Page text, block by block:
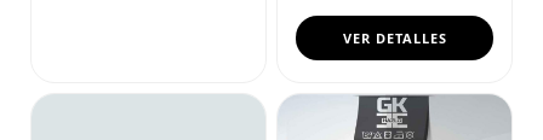
VER DETALLES